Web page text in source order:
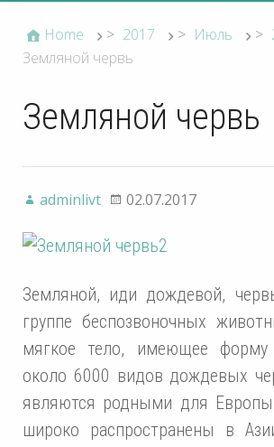
Home > 2017 > Июль >
Земляной червь
Земляной червь
adminlivt 02.07.2017
Земляной, иди дождевой,
группе беспозвоночных
мягкое тело, имеющее форму
около 6000 видов дождевых
являются родными для
широко распространены в